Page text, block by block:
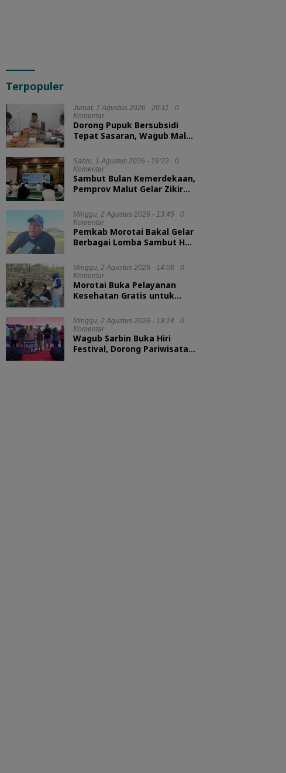
Terpopuler
Jumat, 7 Agustus 2026 - 20:11
0
Komentar
Dorong Pupuk Bersubsidi
Tepat Sasaran, Wagub Malut
Digitalisasi
Sabtu, 1 Agustus 2026 - 19:22
0
Komentar
Sambut Bulan Kemerdekaan,
Pemprov Malut Gelar Zikir
Minggu, 2 Agustus 2026 - 13:45
0
Komentar
Pemkab Morotai Bakal Gelar
Berbagai Lomba Sambut HUT
Minggu, 2 Agustus 2026 - 14:06
0
Komentar
Morotai Buka Pelayanan
Kesehatan Gratis untuk
Minggu, 2 Agustus 2026 - 19:24
0
Komentar
Wagub Sarbin Buka Hiri
Festival, Dorong Pariwisata